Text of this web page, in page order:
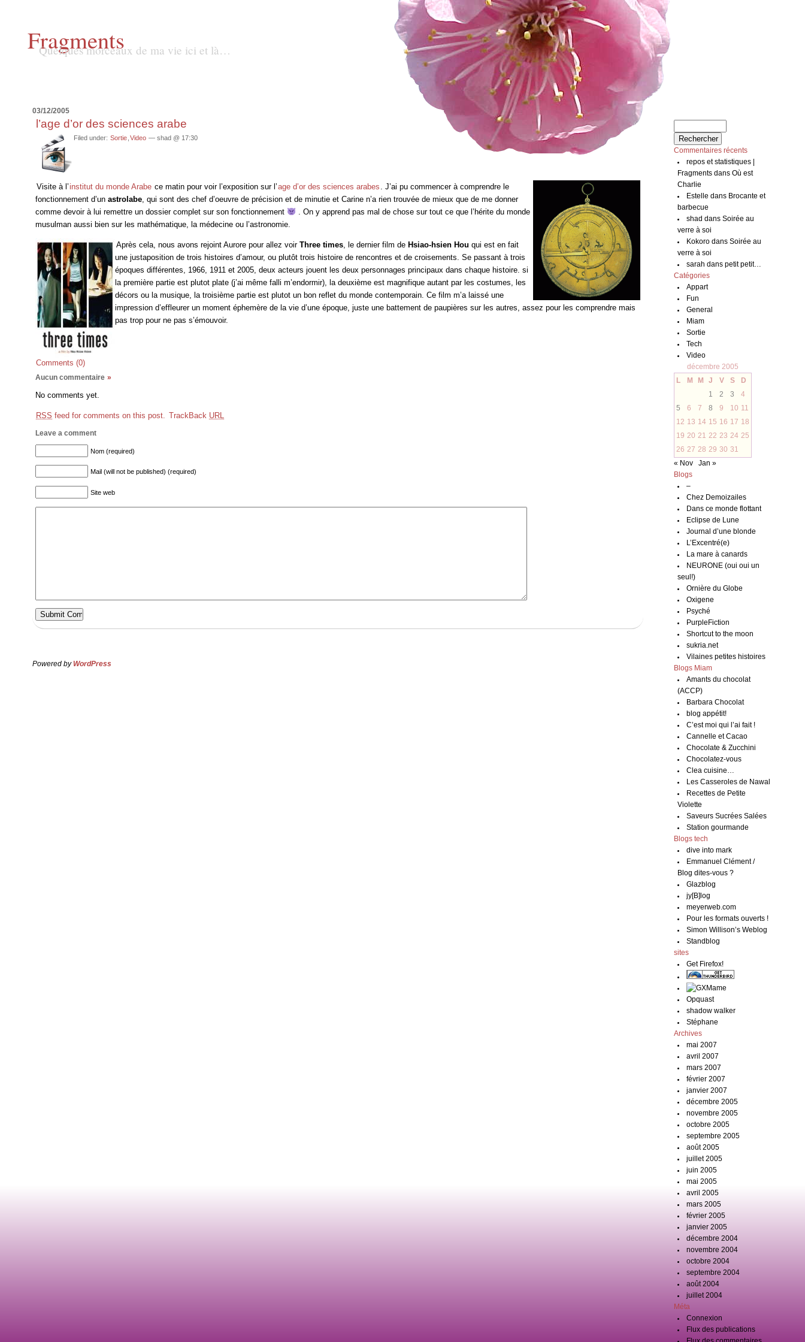
Fragments
Quelques morceaux de ma vie ici et là…
03/12/2005
l’age d’or des sciences arabe
Filed under: Sortie Video — shad @ 17:30
Visite à l’institut du monde Arabe ce matin pour voir l’exposition sur l’age d’or des sciences arabes . J’ai pu commencer à comprendre le
fonctionnement d’unastrolabe, qui sont des chef d’oeuvre de précision et de minutie et Carine n’a rien trouvée de mieux que de me donner
comme devoir à lui remettre un dossier complet sur son fonctionnement
. On y apprend pas mal de chose sur tout ce que l’hérite du monde
musulman aussi bien sur les mathématique, la médecine ou l’astronomie.
Après cela, nous avons rejoint Aurore pour allez voirThree times , le dernier film de Hsiao-hsien Hou qui est en fait
une justaposition de trois histoires d’amour, ou plutôt trois histoire de rencontres et de croisements. Se passant à trois
époques différentes, 1966, 1911 et 2005, deux acteurs jouent les deux personnages principaux dans chaque histoire. si
la première partie est plutot plate (j’ai même falli m’endormir), la deuxième est magnifique autant par les costumes, les
décors ou la musique, la troisième partie est plutot un bon reflet du monde contemporain. Ce film m’a laissé une
impression d’effleurer un moment éphemère de la vie d’une époque, juste une battement de paupières sur les autres, assez pour les comprendre mais
pas trop pour ne pas s’émouvoir.
Comments (0)
Aucun commentaire »
No comments yet.
RSS feed for comments on this post. TrackBack URL
Leave a comment
Nom (required)
Mail (will not be published) (required)
Site web
Commentaires récents
repos et statistiques |
Fragmentsdans Où est
Charlie
Estelle dans Brocante et
barbecue
shad dansSoirée au
verre à soi
Kokoro dansSoirée au
verre à soi
sarah danspetit petit…
Catégories
Appart
Fun
General
Miam
Sortie
Tech
Video
décembre 2005
L
M M J V S
D
1
2 3
4
5
6 7 8 9 10 11
12 13 14 15 16 17 18
19 20 21 22 23 24 25
26 27 28 29 30 31
« Nov
Jan »
Blogs
–
Chez Demoizailes
Dans ce monde flottant
Eclipse de Lune
Journal d’une blonde
L’Excentré(e)
La mare à canards
NEURONE (oui oui un
seul!)
Ornière du Globe
Oxigene
Psyché
PurpleFiction
Shortcut to the moon
sukria.net
Vilaines petites histoires
Blogs Miam
Amants du chocolat
(ACCP)
Barbara Chocolat
blog appétit!
C’est moi qui l’ai fait !
Cannelle et Cacao
Chocolate & Zucchini
Chocolatez-vous
Clea cuisine…
Les Casseroles de Nawal
Recettes de Petite
Violette
Saveurs Sucrées Salées
Station gourmande
Blogs tech
dive into mark
Emmanuel Clément /
Blog dites-vous ?
Glazblog
jy[B]log
meyerweb.com
Pour les formats ouverts !
Simon Willison’s Weblog
Standblog
sites
Get Firefox!
Opquast
shadow walker
Stéphane
Archives
mai 2007
avril 2007
mars 2007
février 2007
janvier 2007
décembre 2005
novembre 2005
octobre 2005
septembre 2005
août 2005
juillet 2005
juin 2005
mai 2005
avril 2005
mars 2005
février 2005
janvier 2005
décembre 2004
novembre 2004
octobre 2004
septembre 2004
août 2004
juillet 2004
Méta
Connexion
Flux des publications
Powered by WordPress